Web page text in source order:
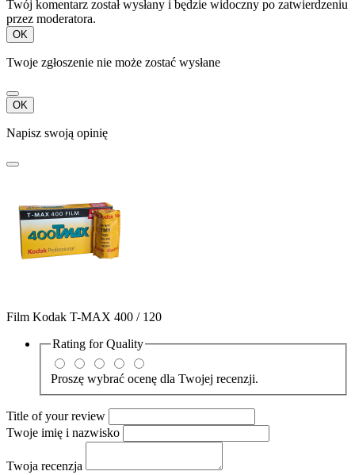
Twój komentarz został wysłany i będzie widoczny po zatwierdzeniu
przez moderatora.
OK
Twoje zgłoszenie nie może zostać wysłane
OK
Napisz swoją opinię
Film Kodak T-MAX 400 / 120
Rating forQuality
Proszę wybrać ocenę dla Twojej recenzji.
Title of your review
Twoje imię i nazwisko
Twoja recenzja